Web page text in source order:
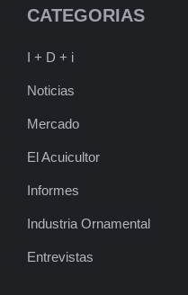
CATEGORIAS
I + D + i
Noticias
Mercado
El Acuicultor
Informes
Industria Ornamental
Entrevistas